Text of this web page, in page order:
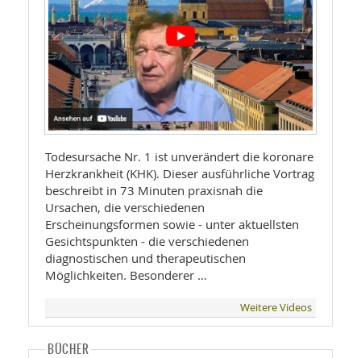
Todesursache Nr. 1 ist unverändert die koronare
Herzkrankheit (KHK). Dieser ausführliche Vortrag
beschreibt in 73 Minuten praxisnah die
Ursachen, die verschiedenen
Erscheinungsformen sowie - unter aktuellsten
Gesichtspunkten - die verschiedenen
diagnostischen und therapeutischen
Möglichkeiten. Besonderer …
Weitere Videos
BÜCHER